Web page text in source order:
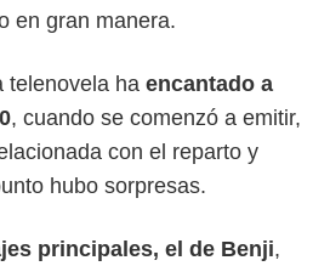
en gran manera.
telenovela ha encantado a
, cuando se comenzó a emitir,
con el reparto y
hubo sorpresas.
principales, el de Benji,
Televisión